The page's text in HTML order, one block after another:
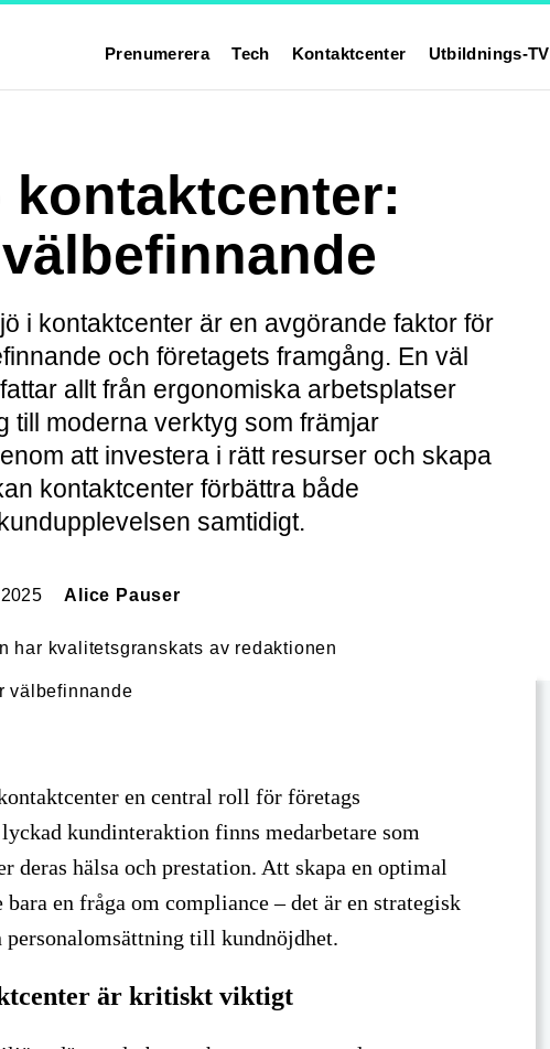
Prenumerera Tech Kontaktcenter Utbildnings-TV
i kontaktcenter är en avgörande faktor för
och företagets framgång. En väl
allt från ergonomiska arbetsplatser
till moderna verktyg som främjar
att investera i rätt resurser och skapa
kontaktcenter förbättra både
samtidigt.
Alice Pauser
har kvalitetsgranskats av redaktionen
en central roll för företags
kundinteraktion finns medarbetare som
deras hälsa och prestation. Att skapa en optimal
en fråga om compliance – det är en strategisk
till kundnöjdhet.
är kritiskt viktigt